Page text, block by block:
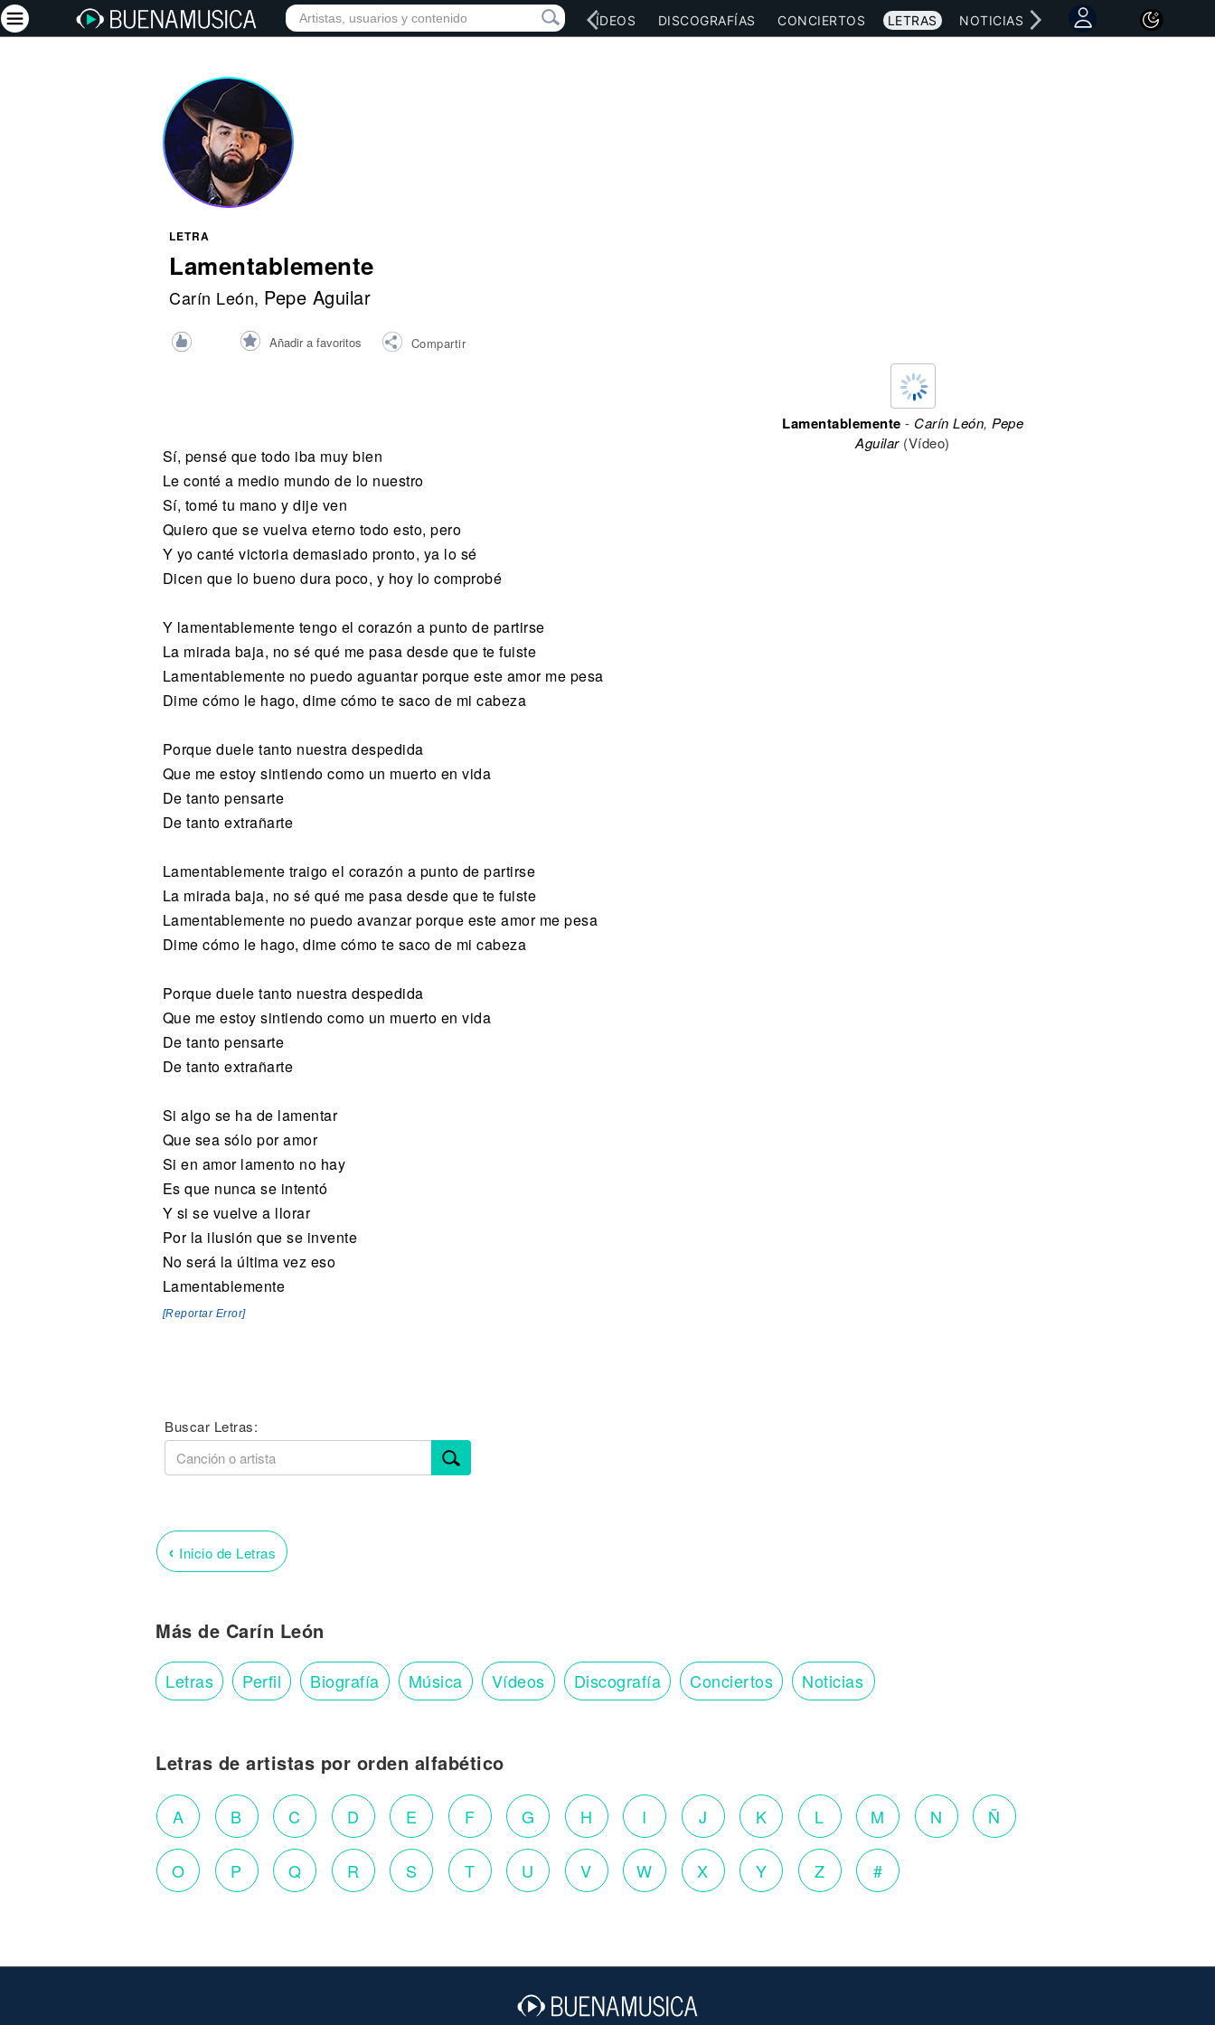
INICIO ARTISTAS RED SOCIAL MÚSICA VÍDEOS DISCOGRAFÍAS CONCIERTOS LETRAS NOTICIAS
LETRA
Lamentablemente
Carín León, Pepe Aguilar
Añadir a favoritos Compartir
Sí, pensé que todo iba muy bien
Le conté a medio mundo de lo nuestro
Sí, tomé tu mano y dije ven
Quiero que se vuelva eterno todo esto, pero
Y yo canté victoria demasiado pronto, ya lo sé
Dicen que lo bueno dura poco, y hoy lo comprobé
Y lamentablemente tengo el corazón a punto de partirse
La mirada baja, no sé qué me pasa desde que te fuiste
Lamentablemente no puedo aguantar porque este amor me pesa
Dime cómo le hago, dime cómo te saco de mi cabeza
Porque duele tanto nuestra despedida
Que me estoy sintiendo como un muerto en vida
De tanto pensarte
De tanto extrañarte
Lamentablemente traigo el corazón a punto de partirse
La mirada baja, no sé qué me pasa desde que te fuiste
Lamentablemente no puedo avanzar porque este amor me pesa
Dime cómo le hago, dime cómo te saco de mi cabeza
Porque duele tanto nuestra despedida
Que me estoy sintiendo como un muerto en vida
De tanto pensarte
De tanto extrañarte
Si algo se ha de lamentar
Que sea sólo por amor
Si en amor lamento no hay
Es que nunca se intentó
Y si se vuelve a llorar
Por la ilusión que se invente
No será la última vez eso
Lamentablemente
[Reportar Error]
Lamentablemente - Carín León, Pepe
Aguilar(Vídeo)
Buscar Letras:
‹ Inicio de Letras
Más de Carín León
Letras Perfil Biografía Música Vídeos Discografía Conciertos Noticias
Letras de artistas por orden alfabético
A B C D E F G H I J K L M N Ñ
O P Q R S T U V W X Y Z #